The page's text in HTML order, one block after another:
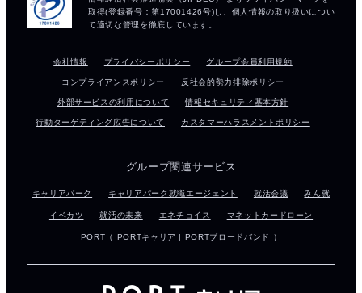
会社情報 プライバシーポリシー グループ会員利用規約
コンプライアンスポリシー 反社会的勢力排除ポリシー
外部サービスの利用について 情報セキュリティ基本方針
行動ターゲティング広告について カスタマーハラスメントポリシー